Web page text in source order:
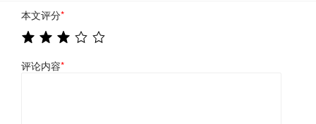
本文评分*
评论内容*